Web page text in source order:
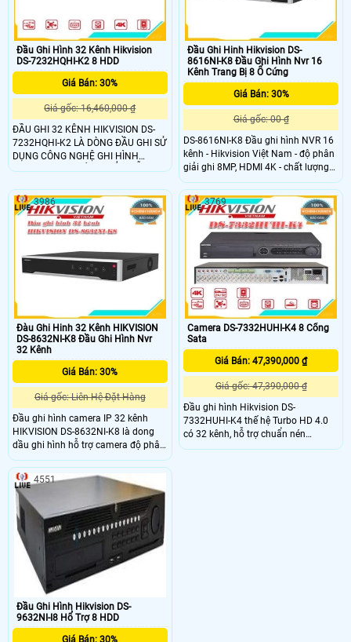
Đầu Ghi Hình 32 Kênh Hikvision
DS-7232HQHI-K2 8 HDD
Giá Bán: 30%
Giá gốc: 16,460,000 ₫
ĐẦU GHI 32 KÊNH HIKVISION DS-
7232HQHI-K2 LÀ DÒNG ĐẦU GHI SỬ
DỤNG CÔNG NGHỆ GHI HÌNH
TURBO HD 4.0. SẢN PHẨM HỖ TRỢ
UHD (3840 × 2160). SẢN PHẨM SỬ
DỤNG CÔNG NGHỆ HÌNH GHỈ TIẾT
KIỆM DUNG LƯỢNG BỘ NHỚ - H
Đầu Ghi Hinh Hikvision DS-
8616NI-K8 Đầu Ghi Hình Nvr 16
Kênh Trang Bị 8 Ổ Cứng
Giá Bán: 30%
Giá gốc: 00 ₫
DS-8616NI-K8 Đầu ghi hình NVR 16
kênh - Hikvision Việt Nam - độ phân
giải ghi 8MP, HDMI 4K - chất lượng
tốt, giá rẻ
Đàu Ghi Hinh 32 Kênh HIKVISION
DS-8632NI-K8 Đầu Ghi Hình Nvr
32 Kênh
Giá Bán: 30%
Giá gốc: Liên Hệ-Đặt Hàng
Đầu ghi hình camera IP 32 kênh
HIKVISION DS-8632NI-K8 là dong
dầu ghi hình hỗ trợ camera độ phân
giải 8.0 megaxpixel H.265+/H.265
3986
Camera DS-7332HUHI-K4 8 Cổng
Sata
Giá Bán: 47,390,000 ₫
Giá gốc: 47,390,000 ₫
Đầu ghi hình Hikvision DS-
7332HUHI-K4 thế hệ Turbo HD 4.0
có 32 kênh, hỗ trợ chuẩn nén
H.265+ giúp tiết kiệm đến 80%
3769
Đầu Ghi Hình Hikvision DS-
9632NI-I8 Hổ Trợ 8 HDD
Giá Bán: 30%
4551